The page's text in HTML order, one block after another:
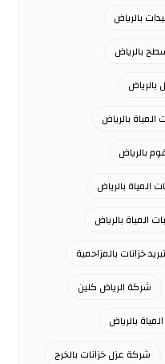
بالرياض
بالرياض
بالرياض
بالرياض
بالرياض
بالرياض
تبريد خزانات بالمزاحمية
شركة الرياض كلين
بالرياض
شركة عزل خزانات بالخرج